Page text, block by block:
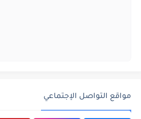
مواقع التواصل الإجتماعي